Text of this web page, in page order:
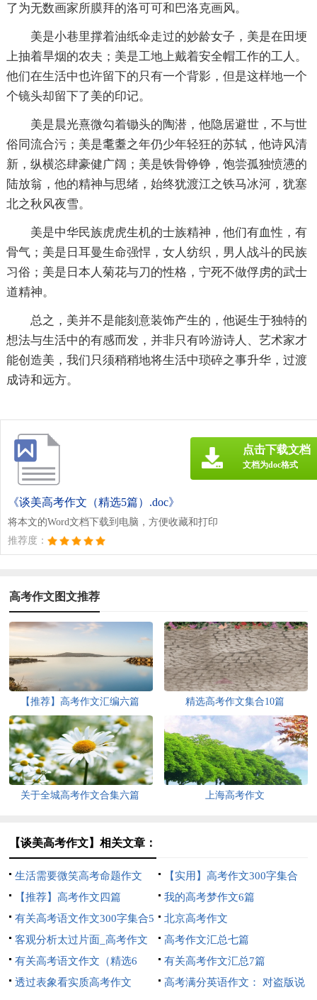
了为无数画家所膜拜的洛可可和巴洛克画风。
美是小巷里撑着油纸伞走过的妙龄女子，美是在田埂
上抽着旱烟的农夫；美是工地上戴着安全帽工作的工人。
他们在生活中也许留下的只有一个背影，但是这样地一个
个镜头却留下了美的印记。
美是晨光熹微勾着锄头的陶潜，他隐居避世，不与世
俗同流合污；美是耄耋之年仍少年轻狂的苏轼，他诗风清
新，纵横恣肆豪健广阔；美是铁骨铮铮，饱尝孤独愤懑的
陆放翁，他的精神与思绪，始终犹渡江之铁马冰河，犹塞
北之秋风夜雪。
美是中华民族虎虎生机的士族精神，他们有血性，有
骨气；美是日耳曼生命强悍，女人纺织，男人战斗的民族
习俗；美是日本人菊花与刀的性格，宁死不做俘虏的武士
道精神。
总之，美并不是能刻意装饰产生的，他诞生于独特的
想法与生活中的有感而发，并非只有吟游诗人、艺术家才
能创造美，我们只须稍稍地将生活中琐碎之事升华，过渡
成诗和远方。
《谈美高考作文（精选5篇）.doc》
将本文的Word文档下载到电脑，方便收藏和打印
推荐度：
点击下载文档
文档为doc格式
高考作文图文推荐
【推荐】高考作文汇编六篇 精选高考作文集合10篇
关于全城高考作文合集六篇 上海高考作文
【谈美高考作文】相关文章：
生活需要微笑高考命题作文
【实用】高考作文300字集合
八篇
【推荐】高考作文四篇
我的高考梦作文6篇
有关高考语文作文300字集合5
篇
北京高考作文
客观分析太过片面_高考作文
高考作文汇总七篇
有关高考语文作文（精选6
篇）
有关高考作文汇总7篇
透过表象看实质高考作文
高考满分英语作文： 对盗版说